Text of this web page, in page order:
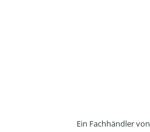
Ein Fachhändler von